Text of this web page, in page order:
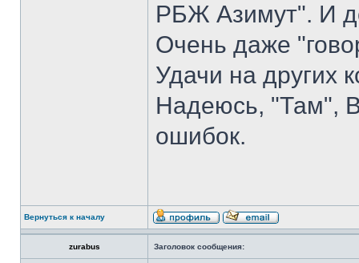
РБЖ Азимут". И
Очень даже
Удачи на других
Надеюсь, "Там",
ошибок.
Вернуться к началу
zurabus Заголовок сообщения: